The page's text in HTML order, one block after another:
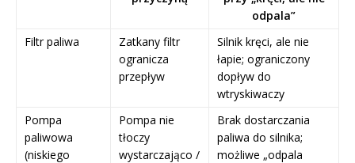
odpala”
Filtr paliwa
Zatkany filtr
ogranicza
przepływ
Silnik kręci, ale nie
łapie; ograniczony
dopływ do
wtryskiwaczy
Pompa
paliwowa
(niskiego
Pompa nie
tłoczy
wystarczająco /
Brak dostarczania
paliwa do silnika;
możliwe „odpala